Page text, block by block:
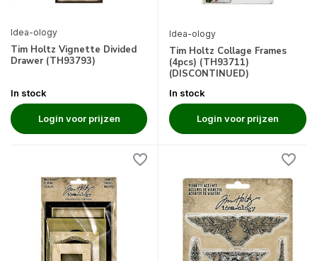
Idea-ology
Tim Holtz Vignette Divided
Drawer (TH93793)
In stock
Login voor prijzen
Idea-ology
Tim Holtz Collage Frames
(4pcs) (TH93711)
(DISCONTINUED)
In stock
Login voor prijzen